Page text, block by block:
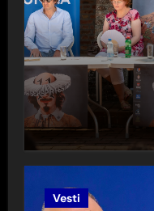
Vesti